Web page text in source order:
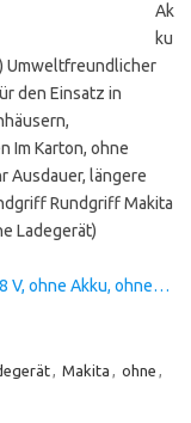
Ak
ku
Umweltfreundlicher
den Einsatz in
Im Karton, ohne
Ausdauer, längere
Rundgriff Makita
Ladegerät)
V, ohne Akku, ohne…
, Makita , ohne ,